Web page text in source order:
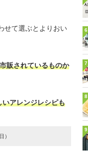
せて選ぶとよりおい
販されているものか
いアレンジレシピも
）
6
7
8
9